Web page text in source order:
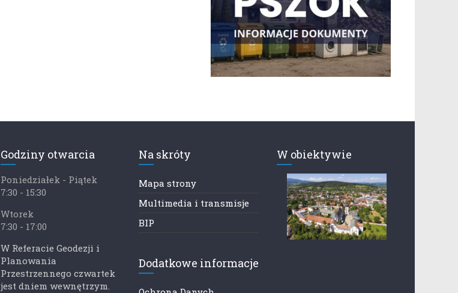
Godziny otwarcia
Poniedziałek - Piątek
7:30 - 15:30
Wtorek
7:30 - 17:00
W Referacie Geodezji i
Planowania
Przestrzennego czwartek
jest dniem wewnętrzym.
Na skróty
Mapa strony
Multimedia i transmisje
BIP
Dodatkowe informacje
W obiektywie